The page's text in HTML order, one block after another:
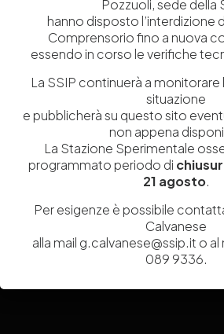
Salva il mio nome, email e sito web in
prossima volta che commento.
Post Comment
Pozzuoli, sede della
hanno disposto l’interdizione
Comprensorio fino a nuova
essendo in corso le verifiche
La SSIP continuerà a monitorare
situazione
e pubblicherà su questo sito
non appena
La Stazione Sperimentale
programmato periodo di
21 agosto.
Per esigenze è possibile
Calvanese
alla mail g.calvanese@ssip.it o
089 9336.